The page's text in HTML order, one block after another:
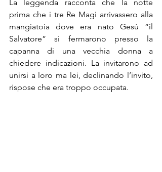
La leggenda racconta che la notte
prima che i tre Re Magi arrivassero alla
mangiatoia dove era nato Gesù “il
Salvatore” si fermarono presso la
capanna di una vecchia donna a
chiedere indicazioni. La invitarono ad
unirsi a loro ma lei, declinando l’invito,
rispose che era troppo occupata.